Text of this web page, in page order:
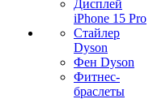
Дисплей
iPhone 15 Pro
Стайлер
Dyson
Фен Dyson
Фитнес-
браслеты